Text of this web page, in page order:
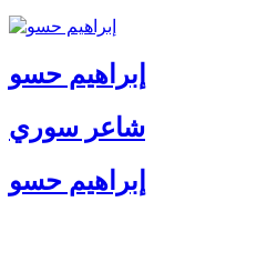
إبراهيم حسو
شاعر سوري
إبراهيم حسو